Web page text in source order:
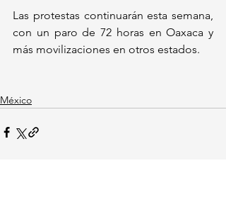
Las protestas continuarán esta semana,
con un paro de 72 horas en Oaxaca y
más movilizaciones en otros estados.
México